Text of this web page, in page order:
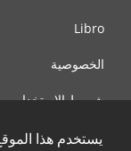
يستخدم هذا
Libro
الخصوصية
شروط الإستخدام
اتصل بنا